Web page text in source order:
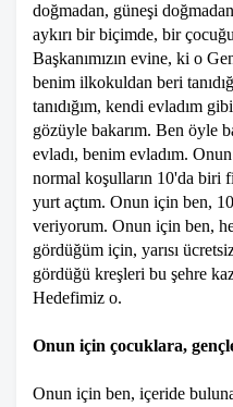
doğmadan, güneşi
aykırı bir biçimde, bir
Başkanımızın evine, ki o
benim ilkokuldan beri
tanıdığım, kendi evladım
gözüyle bakarım. Ben öyle
evladı, benim evladım.
normal koşulların 10'da biri
yurt açtım. Onun için ben,
veriyorum. Onun için ben,
gördüğüm için, yarısı
gördüğü kreşleri bu şehre
Hedefimiz o.
Onun için çocuklara,
Onun için ben, içeride